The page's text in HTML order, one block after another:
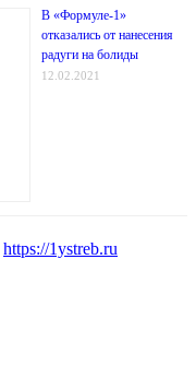
В «Формуле-1»
отказались от нанесения
радуги на болиды
12.02.2021
https://1ystreb.ru